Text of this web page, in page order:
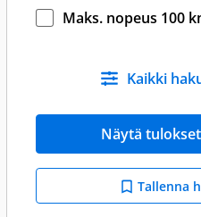
Maks. nopeus 100
Kaikki
Näytä tulokset
Tallenna